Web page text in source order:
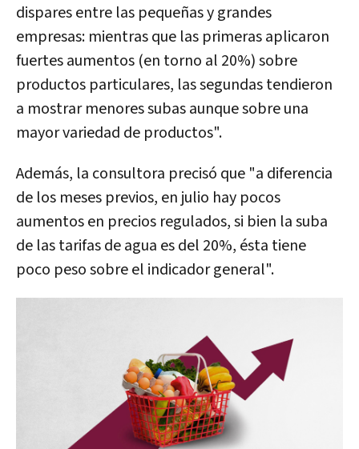
dispares entre las pequeñas y grandes
empresas: mientras que las primeras aplicaron
fuertes aumentos (en torno al 20%) sobre
productos particulares, las segundas tendieron
a mostrar menores subas aunque sobre una
mayor variedad de productos".
Además, la consultora precisó que "a diferencia
de los meses previos, en julio hay pocos
aumentos en precios regulados, si bien la suba
de las tarifas de agua es del 20%, ésta tiene
poco peso sobre el indicador general".